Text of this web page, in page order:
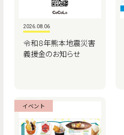
2026.08.06
令和８年熊本地震災害
義援金のお知らせ
イベント